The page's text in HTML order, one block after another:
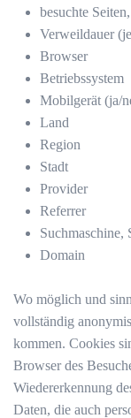
besuchte
Verweildauer
Browser
Betriebssystem
Mobilgerät (ja/
Land
Region
Stadt
Provider
Referrer
Suchmaschine,
Domain
Wo möglich und
vollständig
kommen. Cookies
Browser des
Wiedererkennung
Daten, die auch